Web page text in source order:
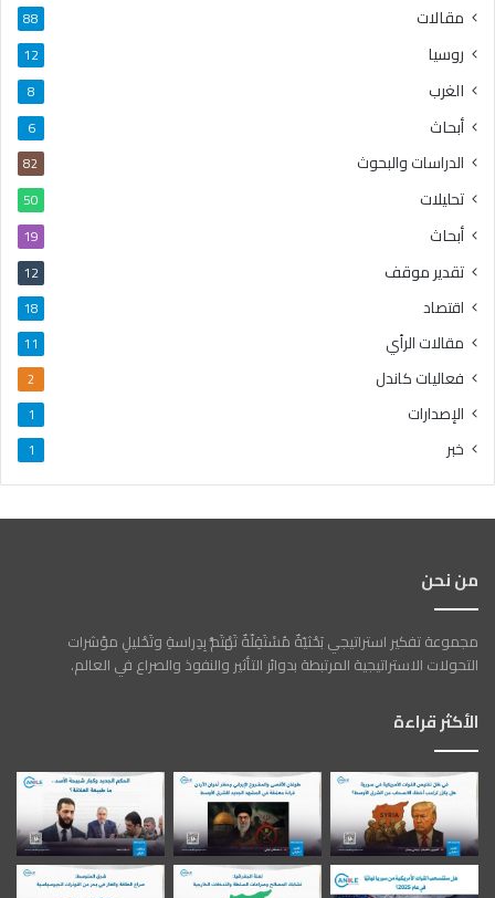
مقالات 88
روسيا 12
الغرب 8
أبحاث 6
الدراسات والبحوث 82
تحليلات 50
أبحاث 19
تقدير موقف 12
اقتصاد 18
مقالات الرأي 11
فعاليات كاندل 2
الإصدارات 1
خبر 1
من نحن
مجموعة تفكير استراتيجي بَحْثيّةٌ مُسْتَقِلّةٌ تَهْتَمُّ بِدِراسةِ وتَحْليلِ مؤشرات
التحولات الاستراتيجية المرتبطة بدوائر التأثير والنفوذ والصراع في العالم.
الأكثر قراءة